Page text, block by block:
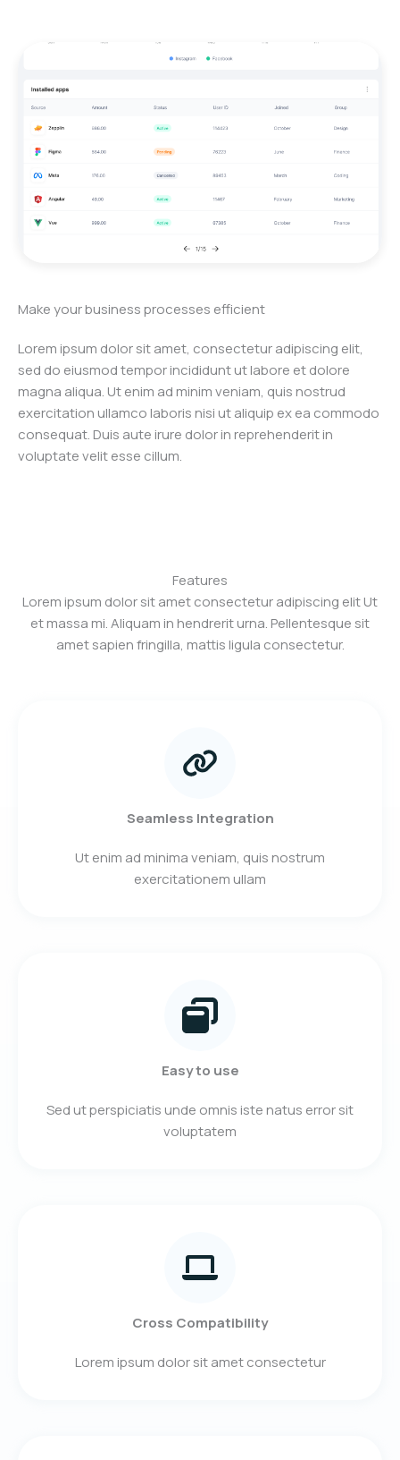
Make your business processes efficient
Lorem ipsum dolor sit amet, consectetur adipiscing elit,
sed do eiusmod tempor incididunt ut labore et dolore
magna aliqua. Ut enim ad minim veniam, quis nostrud
exercitation ullamco laboris nisi ut aliquip ex ea commodo
consequat. Duis aute irure dolor in reprehenderit in
voluptate velit esse cillum.
Features
Lorem ipsum dolor sit amet consectetur adipiscing elit Ut
et massa mi. Aliquam in hendrerit urna. Pellentesque sit
amet sapien fringilla, mattis ligula consectetur.
Seamless Integration
Ut enim ad minima veniam, quis nostrum
exercitationem ullam
Easy to use
Sed ut perspiciatis unde omnis iste natus error sit
voluptatem
Cross Compatibility
Lorem ipsum dolor sit amet consectetur